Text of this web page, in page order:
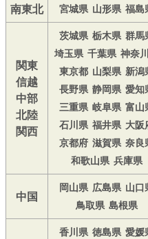
南東北
宮城県 山形県 福島
関東
信越
中部
北陸
関西
茨城県 栃木県 群馬
埼玉県 千葉県 神奈
東京都 山梨県 新潟
長野県 静岡県 愛知
三重県 岐阜県 富山
石川県 福井県 大阪
京都府 滋賀県 奈良
和歌山県 兵庫県
中国
岡山県 広島県 山口
鳥取県 島根県
香川県 徳島県 愛媛